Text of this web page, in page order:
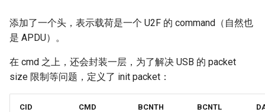
添加了一个头，表示载荷是一个 U2F 的 command（自然也
是 APDU）。
在 cmd 之上，还会封装一层，为了解决 USB 的 packet
size 限制等问题，定义了 init packet：
CID CMD BCNTH BCNTL